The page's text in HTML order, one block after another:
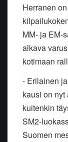
Herranen
MM- ja EM-
alkava
kotimaan
- Erilainen
kausi on
kuitenkin
SM2-
Suomen